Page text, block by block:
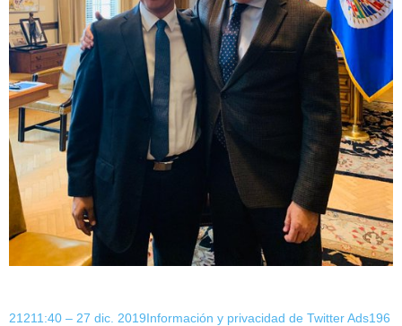
21211:40 – 27 dic. 2019Información y privacidad de Twitter Ads196